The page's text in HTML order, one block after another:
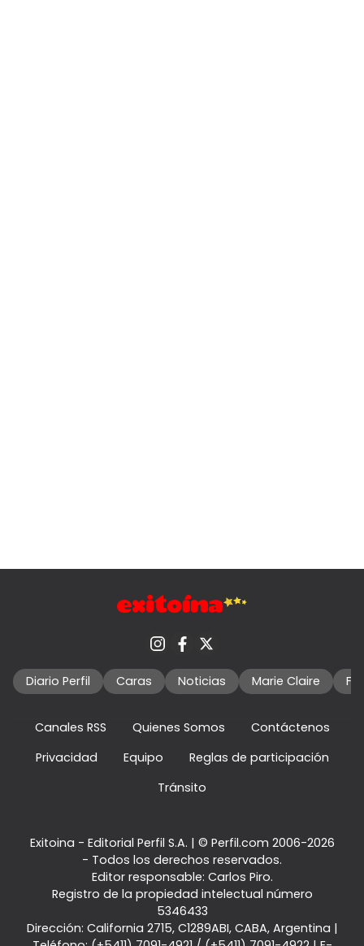
Diario Perfil Caras Noticias Marie Claire
Canales RSS Quienes Somos
Contáctenos
Privacidad
Equipo
Reglas de participación
Tránsito
Exitoina - Editorial Perfil S.A. | © Perfil.com 2006-2026
- Todos los derechos reservados.
Editor responsable: Carlos Piro.
Registro de la propiedad intelectual número
5346433
Dirección: California 2715, C1289ABI, CABA, Argentina |